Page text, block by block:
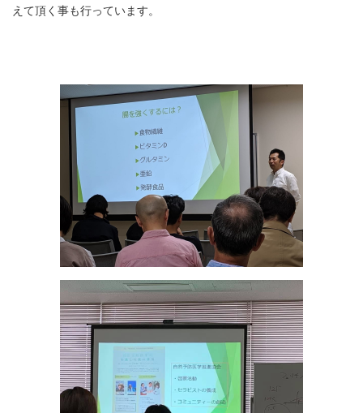
えて頂く事も行っています。